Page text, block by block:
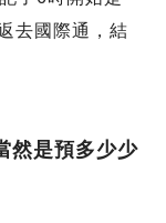
去國際通，結
然是預多少少